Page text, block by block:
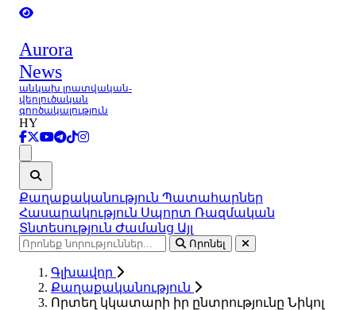
Aurora
News
անկախ լրատվական-
վերլուծական
գործակալություն
HY
Քաղաքականություն Պատահարներ
Հասարակություն Սպորտ Ռազմական
Տնտեսություն Ժամանց Այլ
Որոնել
Գլխավոր
Քաղաքականություն
Որտեղ կկատարի իր ընտրությունը Նիկոլ